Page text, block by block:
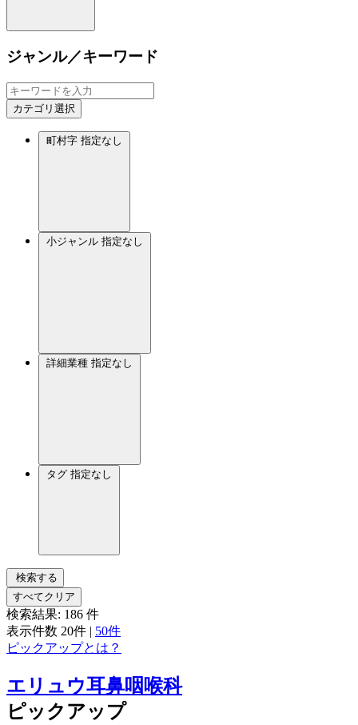
ジャンル／キーワード
カテゴリ選択
町村字 指定なし
小ジャンル 指定なし
詳細業種 指定なし
タグ 指定なし
検索する
すべてクリア
検索結果: 186 件
表示件数 20件 | 50件
ピックアップとは？
エリュウ耳鼻咽喉科
ピックアップ